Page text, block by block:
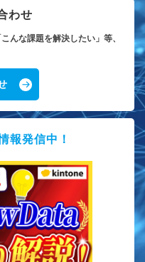
わせ
んな課題を解決したい」等、
報発信中！